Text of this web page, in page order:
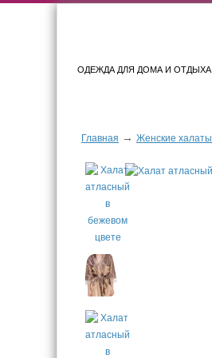
ОДЕЖДА ДЛЯ ДОМА И ОТДЫХА
Главная → Женские халаты